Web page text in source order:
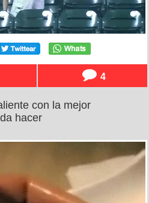
4
con la mejor
hacer